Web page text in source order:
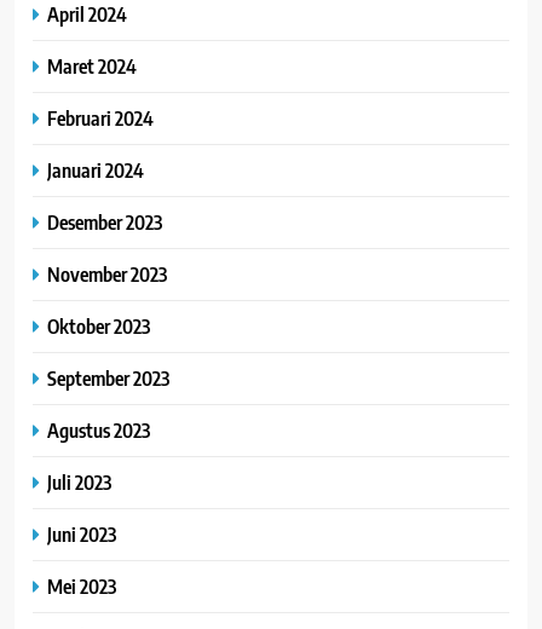
April 2024
Maret 2024
Februari 2024
Januari 2024
Desember 2023
November 2023
Oktober 2023
September 2023
Agustus 2023
Juli 2023
Juni 2023
Mei 2023